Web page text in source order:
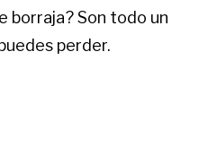
borraja? Son todo un
perder.